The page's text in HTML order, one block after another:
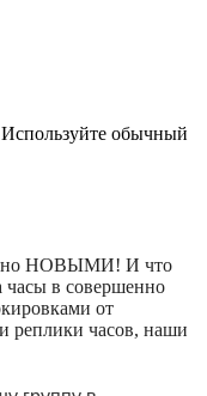
обычный
НОВЫМИ! И что
часы в совершенно
от
реплики часов, наши